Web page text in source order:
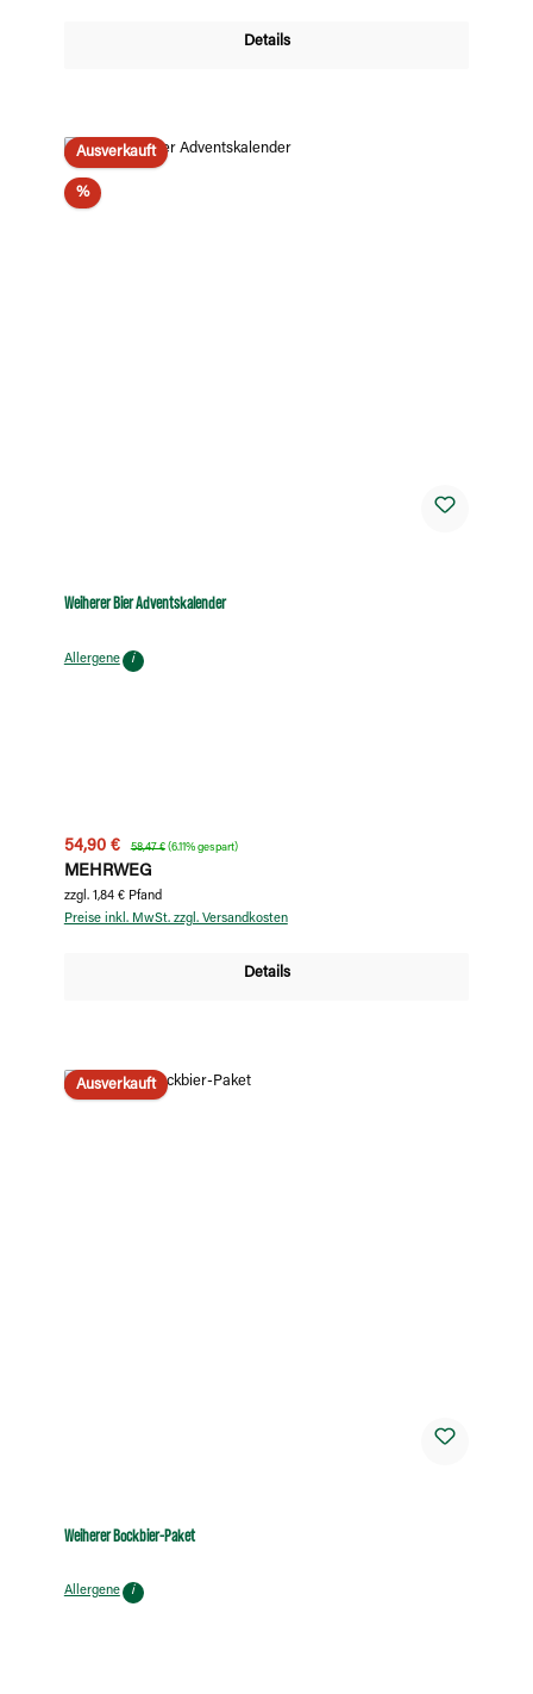
Details
Ausverkauft
%Rabatt
Weiherer Bier Adventskalender
Allergene i
Verkaufspreis:
54,90 € Regulärer Preis:
58,47 € (6.11% gespart)
MEHRWEG
zzgl. 1,84 € Pfand
Preise inkl. MwSt. zzgl. Versandkosten
Details
Ausverkauft
Weiherer Bockbier-Paket
Allergene i